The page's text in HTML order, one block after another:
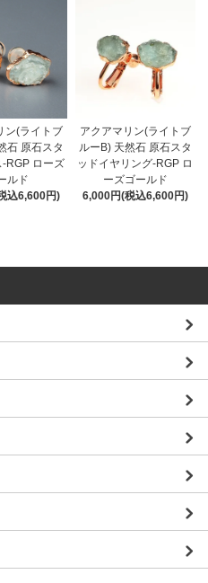
ン(ライトブ
石 原石スタ
-RGP ローズ
ルド
込6,600円)
アクアマリン(ライトブ
ルーB) 天然石 原石スタ
ッドイヤリング-RGP ロ
ーズゴールド
6,000円(税込6,600円)